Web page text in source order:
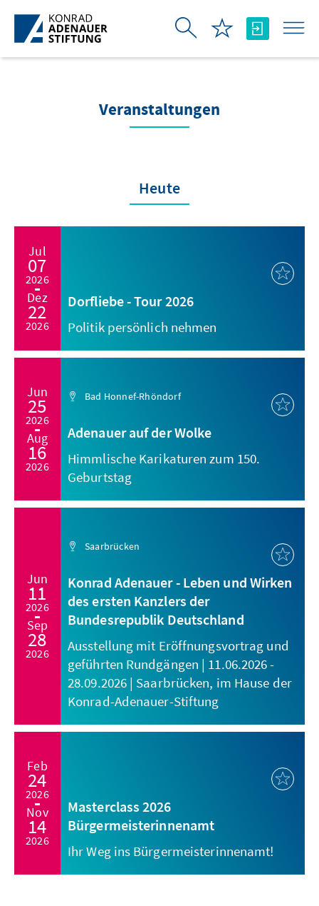
Zum Hauptinhalt springen
Veranstaltungen
Heute
Jul
07
2026
Dez
22
2026
Dorfliebe - Tour 2026
Politik persönlich nehmen
Jun
25
2026
Aug
16
2026
Bad Honnef-Rhöndorf
Adenauer auf der Wolke
Himmlische Karikaturen zum 150.
Geburtstag
Jun
11
2026
Sep
28
2026
Saarbrücken
Konrad Adenauer - Leben und Wirken
des ersten Kanzlers der
Bundesrepublik Deutschland
Ausstellung mit Eröffnungsvortrag und
geführten Rundgängen | 11.06.2026 -
28.09.2026 | Saarbrücken, im Hause der
Konrad-Adenauer-Stiftung
Feb
24
2026
Nov
14
2026
Masterclass 2026
Bürgermeisterinnenamt
Ihr Weg ins Bürgermeisterinnenamt!